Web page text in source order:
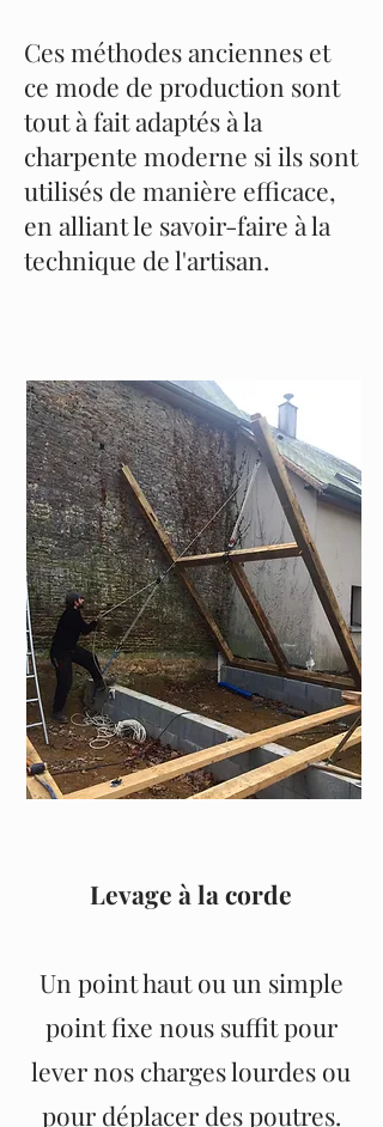
Ces méthodes anciennes et
ce mode de production sont
tout à fait adaptés à la
charpente moderne si ils sont
utilisés de manière efficace,
en alliant le savoir-faire à la
technique de l'artisan.
Nom du service
Levage à la corde
Un point haut ou un simple
point fixe nous suffit pour
lever nos charges lourdes ou
pour déplacer des poutres.